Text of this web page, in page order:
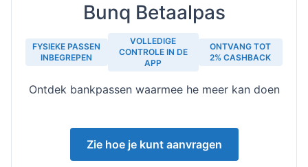
Bunq Betaalpas
FYSIEKE PASSEN
INBEGREPEN
VOLLEDIGE
CONTROLE IN DE
APP
ONTVANG TOT
2% CASHBACK
Ontdek bankpassen waarmee he meer kan doen
Zie hoe je kunt aanvragen